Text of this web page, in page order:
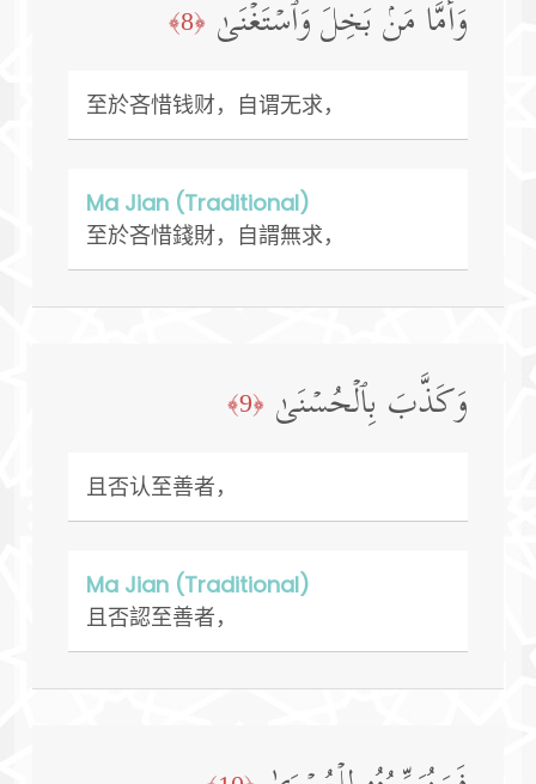
وَأَمَّا مَنۢ بَخِلَ وَٱسۡتَغۡنَىٰ ﴿8﴾
至於吝惜钱财，自谓无求，
Ma Jian (Traditional)
至於吝惜錢財，自謂無求，
وَكَذَّبَ بِٱلۡحُسۡنَىٰ ﴿9﴾
且否认至善者，
Ma Jian (Traditional)
且否認至善者，